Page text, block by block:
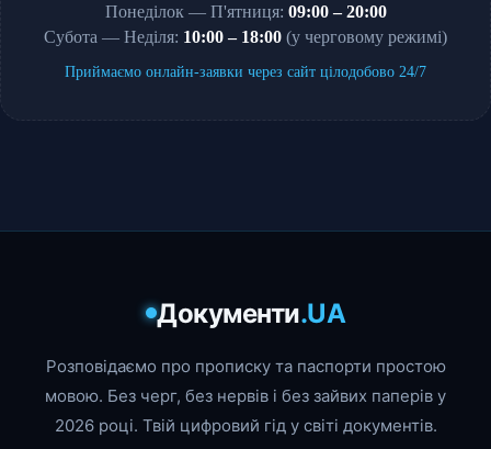
Понеділок — П'ятниця: 09:00 – 20:00
Субота — Неділя: 10:00 – 18:00 (у черговому режимі)
Приймаємо онлайн-заявки через сайт цілодобово 24/7
Документи.UA
Розповідаємо про прописку та паспорти простою
мовою. Без черг, без нервів і без зайвих паперів у
2026 році. Твій цифровий гід у світі документів.